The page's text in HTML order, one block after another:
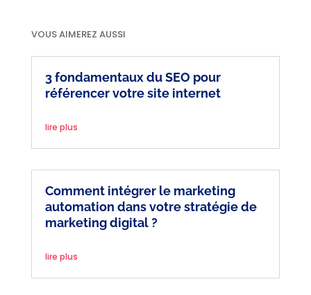
VOUS AIMEREZ AUSSI
3 fondamentaux du SEO pour
référencer votre site internet
lire plus
Comment intégrer le marketing
automation dans votre stratégie de
marketing digital ?
lire plus